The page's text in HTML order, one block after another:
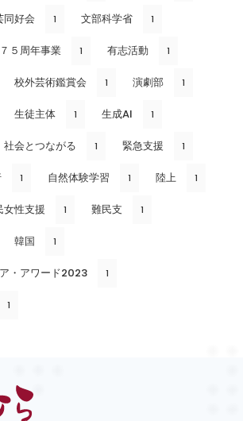
同好会 1 文部科学省 1
５周年事業 1 有志活動 1
校外芸術鑑賞会 1 演劇部 1
生徒主体 1 生成AI 1
社会とつながる 1 緊急支援 1
1 自然体験学習 1 陸上 1
女性支援 1 難民支 1
韓国 1
・アワード2023 1
1